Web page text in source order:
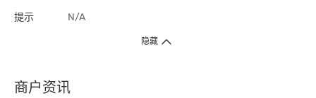
提示 N/A
隐藏
商户资讯